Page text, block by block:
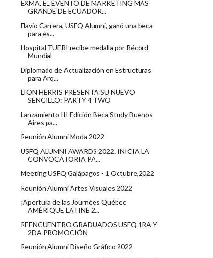
EXMA, EL EVENTO DE MARKETING MÁS
GRANDE DE ECUADOR...
Flavio Carrera, USFQ Alumni, ganó una beca
para es...
Hospital TUERI recibe medalla por Récord
Mundial
Diplomado de Actualización en Estructuras
para Arq...
LION HERRIS PRESENTA SU NUEVO
SENCILLO: PARTY 4 TWO
Lanzamiento III Edición Beca Study Buenos
Aires pa...
Reunión Alumni Moda 2022
USFQ ALUMNI AWARDS 2022: INICIA LA
CONVOCATORIA PA...
Meeting USFQ Galápagos - 1 Octubre,2022
Reunión Alumni Artes Visuales 2022
¡Apertura de las Journées Québec
AMÉRIQUE LATINE 2...
REENCUENTRO GRADUADOS USFQ 1RA Y
2DA PROMOCIÓN
Reunión Alumni Diseño Gráfico 2022